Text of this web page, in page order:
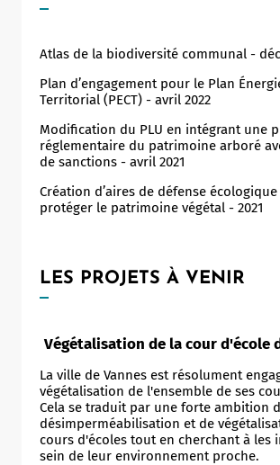
Atlas de la biodiversité communal -
Plan d’engagement pour le Plan
Territorial (PECT) - avril 2022
Modification du PLU en intégrant une
réglementaire du patrimoine arboré
de sanctions - avril 2021
Création d’aires de défense
protéger le patrimoine végétal - 2021
LES PROJETS À VENIR
Végétalisation de la cour d'école
La ville de Vannes est résolument
végétalisation de l'ensemble de ses
Cela se traduit par une forte ambition
désimperméabilisation et de
cours d'écoles tout en cherchant à les
sein de leur environnement proche.